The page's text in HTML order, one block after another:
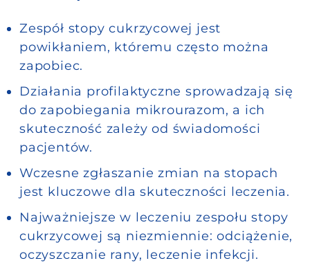
Zespół stopy cukrzycowej jest
powikłaniem, któremu często można
zapobiec.
Działania profilaktyczne sprowadzają się
do zapobiegania mikrourazom, a ich
skuteczność zależy od świadomości
pacjentów.
Wczesne zgłaszanie zmian na stopach
jest kluczowe dla skuteczności leczenia.
Najważniejsze w leczeniu zespołu stopy
cukrzycowej są niezmiennie: odciążenie,
oczyszczanie rany, leczenie infekcji.